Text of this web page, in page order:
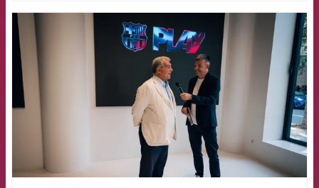
FCB Barcelona badge